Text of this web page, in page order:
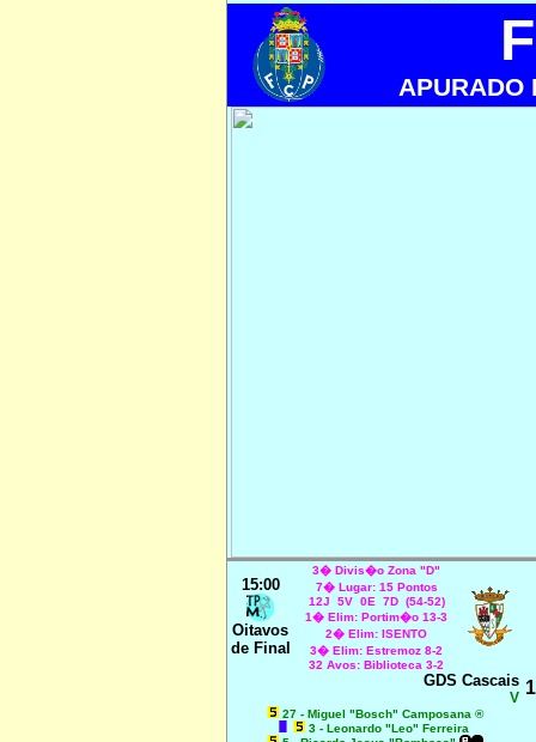
APURADO
15:00
Oitavos
de Final
3� Divis�o Zona "D"
7� Lugar: 15 Pontos
12J 5V 0E 7D (54-52)
1� Elim: Portim�o 13-3
2� Elim: ISENTO
3� Elim: Estremoz 8-2
32 Avos: Biblioteca 3-2
GDS Cascais
V
27 - Miguel "Bosch" Camposana ®
3 - Leonardo "Leo" Ferreira